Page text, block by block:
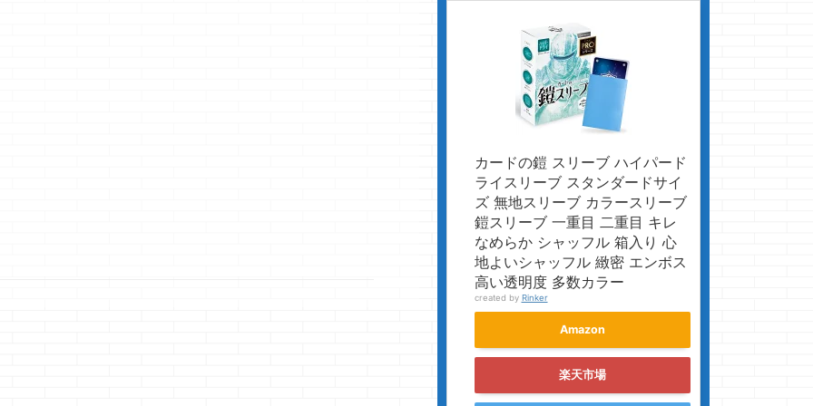
カードの鎧 スリーブ ハイパード
ライスリーブ スタンダードサイ
ズ 無地スリーブ カラースリーブ
鎧スリーブ 一重目 二重目 キレ
なめらか シャッフル 箱入り 心
地よいシャッフル 緻密 エンボス
高い透明度 多数カラー
created by Rinker
Amazon
楽天市場